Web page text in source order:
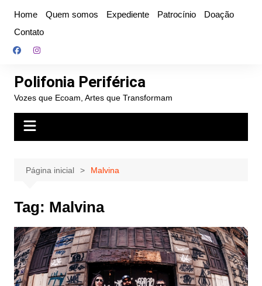
conteúdo
Home Quem somos Expediente Patrocínio
Doação
Contato
Polifonia Periférica
Vozes que Ecoam, Artes que Transformam
Página inicial Malvina
Tag: Malvina